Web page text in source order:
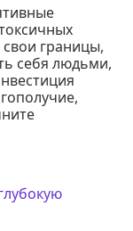
границы,
себя людьми,